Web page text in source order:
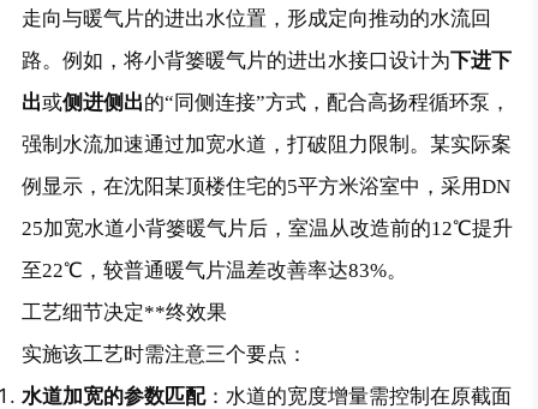
走向与暖气片的进出水位置，形成定向推动的水流回
路。例如，将小背篓暖气片的进出水接口设计为下进下
出或侧进侧出的“同侧连接”方式，配合高扬程循环泵，
强制水流加速通过加宽水道，打破阻力限制。某实际案
例显示，在沈阳某顶楼住宅的5平方米浴室中，采用DN
25加宽水道小背篓暖气片后，室温从改造前的12℃提升
至22℃，较普通暖气片温差改善率达83%。
工艺细节决定**终效果
实施该工艺时需注意三个要点：
水道加宽的参数匹配：水道的宽度增量需控制在原截面